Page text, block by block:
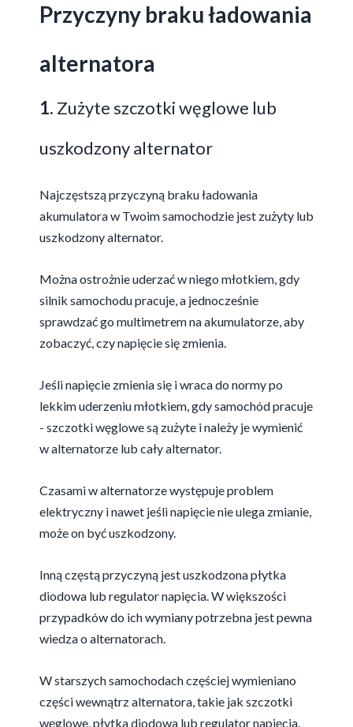
Przyczyny braku ładowania
alternatora
1. Zużyte szczotki węglowe lub
uszkodzony alternator
Najczęstszą przyczyną braku ładowania
akumulatora w Twoim samochodzie jest zużyty lub
uszkodzony alternator.
Można ostrożnie uderzać w niego młotkiem, gdy
silnik samochodu pracuje, a jednocześnie
sprawdzać go multimetrem na akumulatorze, aby
zobaczyć, czy napięcie się zmienia.
Jeśli napięcie zmienia się i wraca do normy po
lekkim uderzeniu młotkiem, gdy samochód pracuje
- szczotki węglowesą zużyte i należy je wymienić
w alternatorze lub cały alternator.
Czasami w alternatorze występuje problem
elektryczny i nawet jeśli napięcie nie ulega zmianie,
może on być uszkodzony.
Inną częstą przyczyną jest uszkodzonapłytka
diodowa lub regulator napięcia. W większości
przypadków do ich wymiany potrzebna jest pewna
wiedza o alternatorach.
W starszych samochodach częściej wymieniano
części wewnątrz alternatora, takie jak szczotki
węglowe, płytka diodowa lub regulator napięcia.